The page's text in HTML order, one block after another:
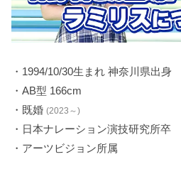
・1994/10/30生まれ 神奈川県出身
・AB型 166cm
・既婚(2023～)
・日本ナレーション演技研究所卒
・アーツビジョン所属